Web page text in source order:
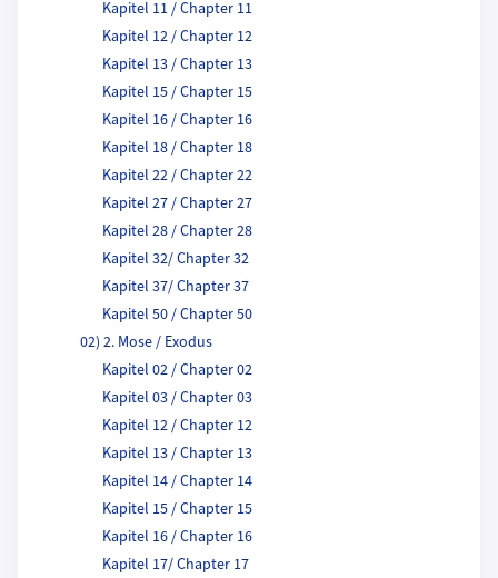
Kapitel 11 / Chapter 11
Kapitel 12 / Chapter 12
Kapitel 13 / Chapter 13
Kapitel 15 / Chapter 15
Kapitel 16 / Chapter 16
Kapitel 18 / Chapter 18
Kapitel 22 / Chapter 22
Kapitel 27 / Chapter 27
Kapitel 28 / Chapter 28
Kapitel 32/ Chapter 32
Kapitel 37/ Chapter 37
Kapitel 50 / Chapter 50
02) 2. Mose / Exodus
Kapitel 02 / Chapter 02
Kapitel 03 / Chapter 03
Kapitel 12 / Chapter 12
Kapitel 13 / Chapter 13
Kapitel 14 / Chapter 14
Kapitel 15 / Chapter 15
Kapitel 16 / Chapter 16
Kapitel 17/ Chapter 17